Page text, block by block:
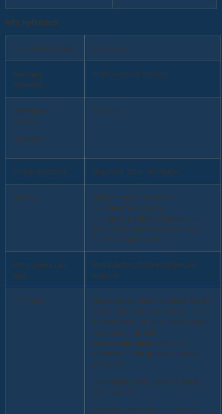
Info optreden.
Uitvoeringslocatie. Zwartsluis.
Aanvang
optreden.
11:00 uur start optocht.
Verwachte
eindtijd
optreden.
12.30 uur
Lengte parcours Ongeveer 2km. Zie bijlage.
Kleding
Uniform met toebehoren,
pet, zwarte schoenen
met zwarte zolen, handschoenen,
instrument, marsenboekje. Lange
haren vastgebonden.
Programma van
dag.
Muzikale begeleiding tijdens de
optocht.
LET OP!!!
Na de eerste ronde stoppen we kort
bij het VMC om even wat te drinken.
Aan het eind van de tweede ronde
(aan het einde v.d.
Purperreigerlaan) zullen we
stoppen om de optocht te laten
passeren.
Vervolgens marcheren we terug
naar het VMC.
Aan of af meldingen aub via de